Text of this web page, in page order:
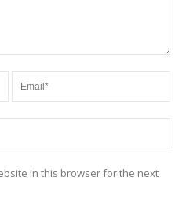
in this browser for the next